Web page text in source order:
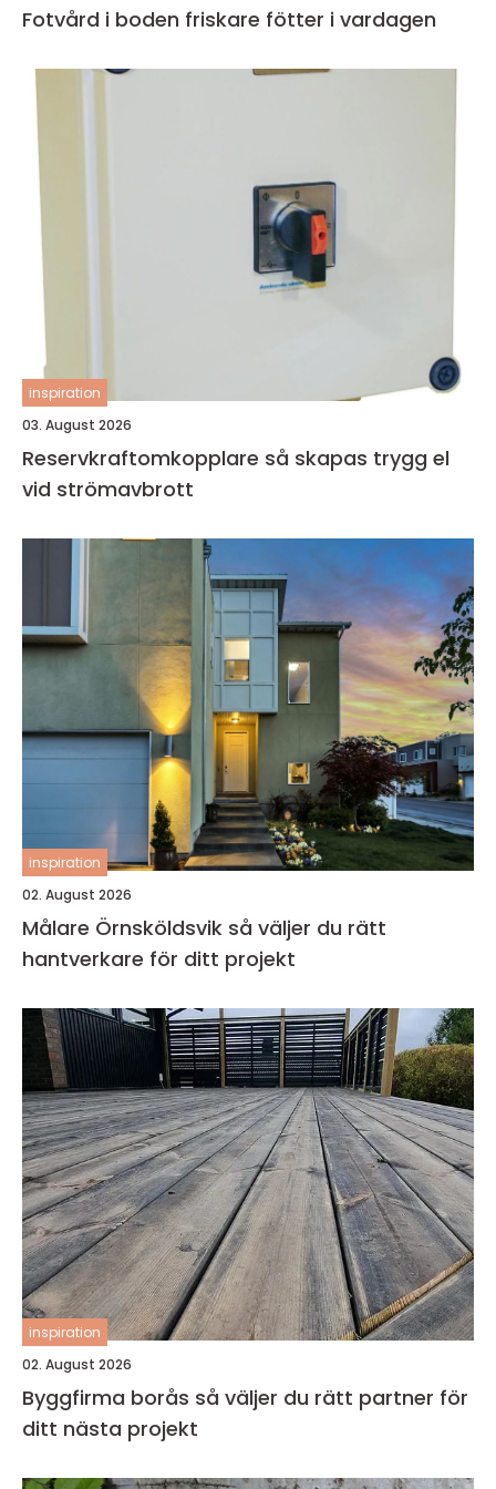
Fotvård i boden friskare fötter i vardagen
inspiration
03. August 2026
Reservkraftomkopplare så skapas trygg el
vid strömavbrott
inspiration
02. August 2026
Målare Örnsköldsvik så väljer du rätt
hantverkare för ditt projekt
inspiration
02. August 2026
Byggfirma borås så väljer du rätt partner för
ditt nästa projekt